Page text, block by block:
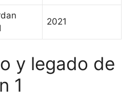
2021
y legado de
1